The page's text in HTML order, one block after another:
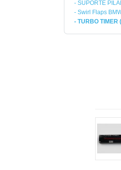
- SUPORTE
- Swirl Flaps
- TURBO TIMER